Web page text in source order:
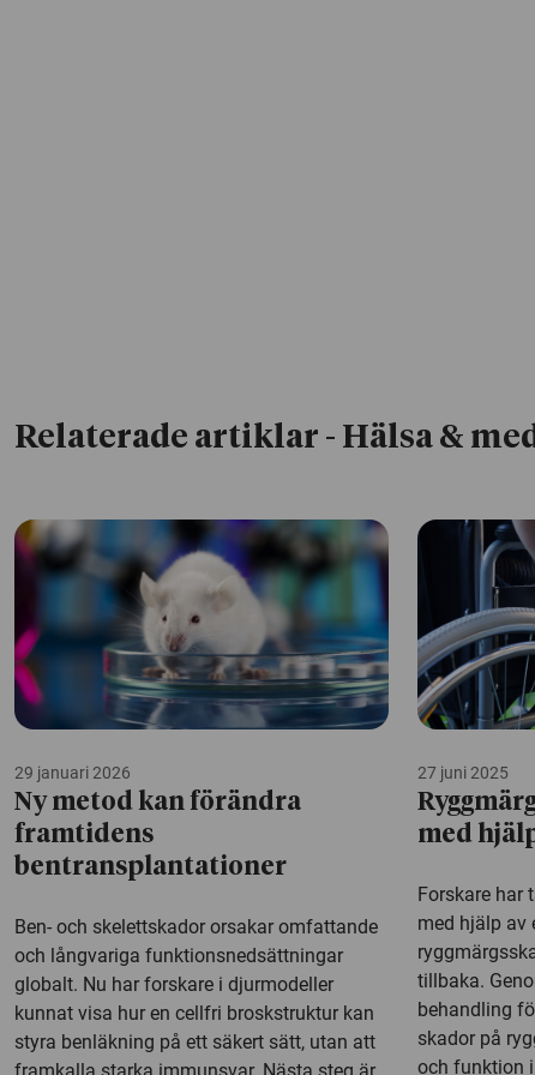
Relaterade artiklar - Hälsa &
29 januari 2026
Ny metod kan förändra
framtidens
bentransplantationer
Ben- och skelettskador orsakar omfattande
och långvariga funktionsnedsättningar
globalt. Nu har forskare i djurmodeller
kunnat visa hur en cellfri broskstruktur kan
styra benläkning på ett säkert sätt, utan att
27 juni 2025
med
Forskare har
med hjälp av
tillbaka.
behandling
skador på
och funktion